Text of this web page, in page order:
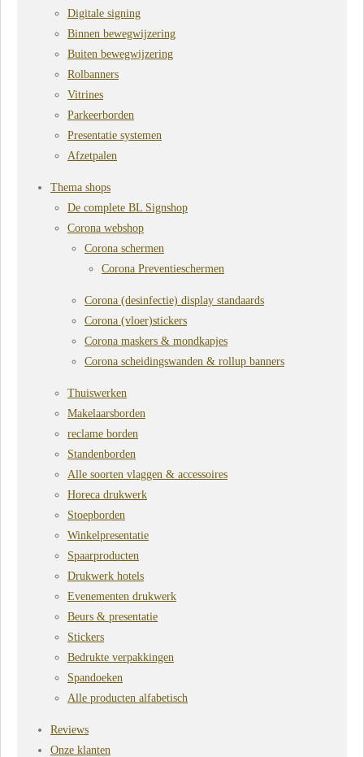
Digitale signing
Binnen bewegwijzering
Buiten bewegwijzering
Rolbanners
Vitrines
Parkeerborden
Presentatie systemen
Afzetpalen
Thema shops
De complete BL Signshop
Corona webshop
Corona schermen
Corona Preventieschermen
Corona (desinfectie) display standaards
Corona (vloer)stickers
Corona maskers & mondkapjes
Corona scheidingswanden & rollup banners
Thuiswerken
Makelaarsborden
reclame borden
Standenborden
Alle soorten vlaggen & accessoires
Horeca drukwerk
Stoepborden
Winkelpresentatie
Spaarproducten
Drukwerk hotels
Evenementen drukwerk
Beurs & presentatie
Stickers
Bedrukte verpakkingen
Spandoeken
Alle producten alfabetisch
Reviews
Onze klanten